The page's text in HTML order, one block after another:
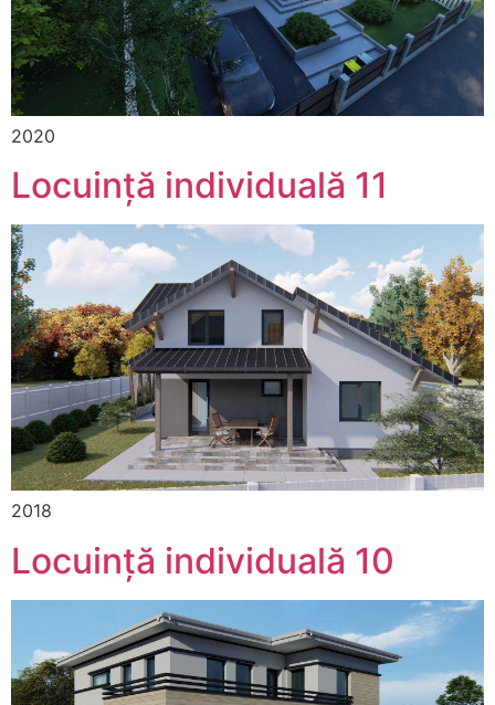
2020
Locuință individuală 11
2018
Locuință individuală 10